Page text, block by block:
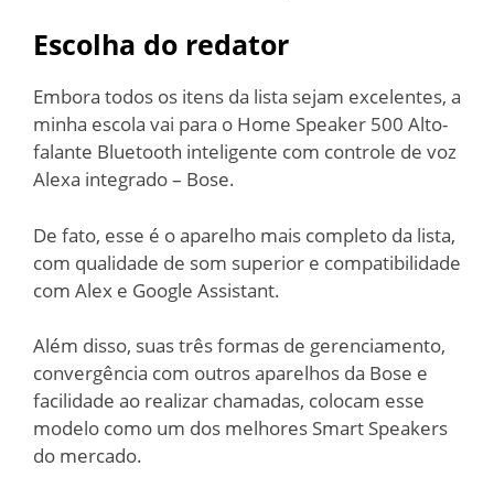
Escolha do redator
Embora todos os itens da lista sejam excelentes, a
minha escola vai para o Home Speaker 500 Alto-
falante Bluetooth inteligente com controle de voz
Alexa integrado – Bose.
De fato, esse é o aparelho mais completo da lista,
com qualidade de som superior e compatibilidade
com Alex e Google Assistant.
Além disso, suas três formas de gerenciamento,
convergência com outros aparelhos da Bose e
facilidade ao realizar chamadas, colocam esse
modelo como um dos melhores Smart Speakers
do mercado.